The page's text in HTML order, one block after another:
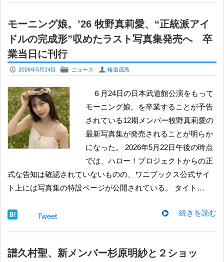
モーニング娘。’26 牧野真莉愛、“正統派アイ
ドルの完成形”収めたラスト写真集発売へ 卒
業当日に刊行
P 2026年5月24日 F ニュース U 椿道茂高
６月24日の日本武道館公演をもって
モーニング娘。を卒業することが予告
されている12期メンバー牧野真莉愛の
最新写真集が発売されることが明らか
になった。 2026年5月22日午後の時点
では、ハロー！プロジェクトからの正
式な告知は確認されていないものの、ワニブックス公式サイ
ト上には写真集の特設ページが公開されている。 タイト…
続きを読む
Tweet
譜久村聖、新メンバー杉原明紗と２ショッ